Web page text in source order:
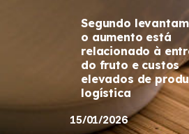
Segundo
o aumento está
relacionado à
do fruto e custos
elevados de
logística
15/01/2026